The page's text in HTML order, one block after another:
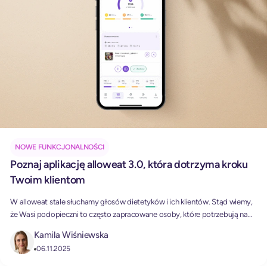
NOWE FUNKCJONALNOŚCI
Poznaj aplikację alloweat 3.0, która dotrzyma kroku
Twoim klientom
W alloweat stale słuchamy głosów dietetyków i ich klientów. Stąd wiemy,
że Wasi podopieczni to często zapracowane osoby, które potrzebują na...
Kamila Wiśniewska
06.11.2025